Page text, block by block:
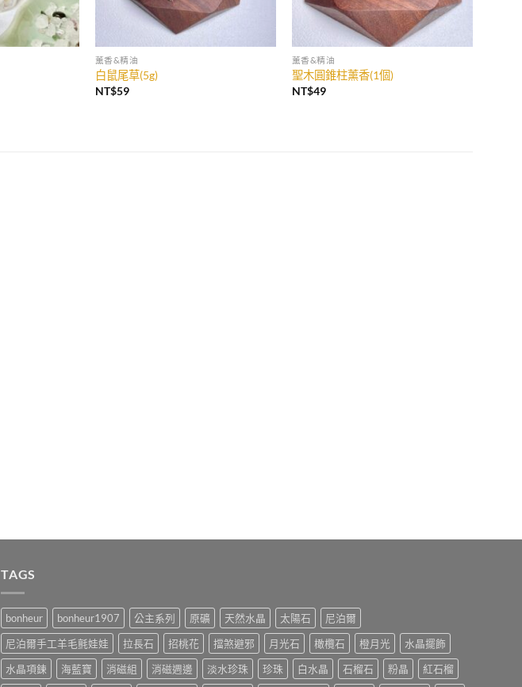
薰香&精油
白鼠尾草(5g)
NT$59
薰香&精油
聖木圓錐柱薰香(1個)
NT$49
TAGS
bonheur bonheur1907 公主系列 原礦 天然水晶 太陽石
尼泊爾
尼泊爾手工羊毛氈娃娃
拉長石 招桃花 擋煞避邪 月光石 橄欖石 橙月光
水晶擺飾
水晶項鍊
海藍寶 消磁組 消磁週邊 淡水珍珠 珍珠 白水晶 石榴石 粉晶
紅石榴